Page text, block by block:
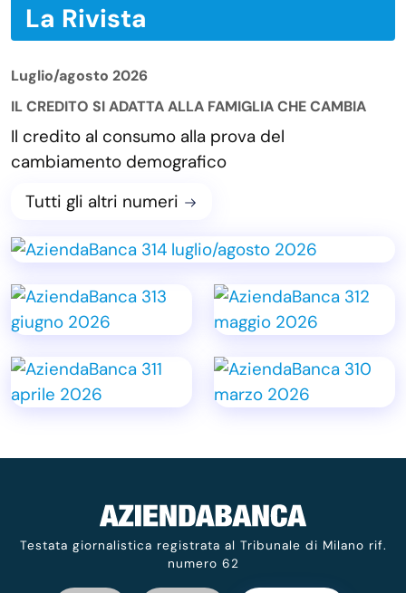
La Rivista
Luglio/agosto 2026
IL CREDITO SI ADATTA ALLA FAMIGLIA CHE CAMBIA
Il credito al consumo alla prova del
cambiamento demografico
Tutti gli altri numeri
Testata giornalistica registrata al Tribunale di Milano rif.
numero 62